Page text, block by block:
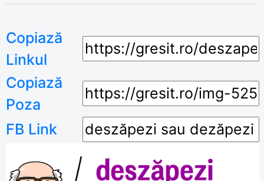
Copiază
Linkul
Copiază
Poza
FB Link